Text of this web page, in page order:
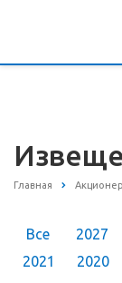
Главная
Все 2027
2021
2020